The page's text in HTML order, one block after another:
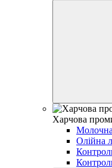
Харчова
Молочна
Олійна